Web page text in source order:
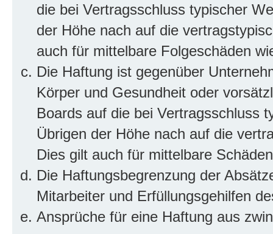
die bei Vertragsschluss typischer
der Höhe nach auf die
auch für mittelbare Folgeschäden
Die Haftung ist gegenüber
Körper und Gesundheit oder
Boards auf die bei Vertragsschluss
Übrigen der Höhe nach auf die
Dies gilt auch für mittelbare
Die Haftungsbegrenzung der
Mitarbeiter und Erfüllungsgehilfen
Ansprüche für eine Haftung aus